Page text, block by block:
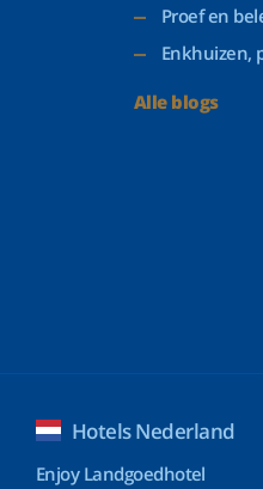
Proef en
Enkhuizen,
Alle blogs
Hotels Nederland
Enjoy Landgoedhotel